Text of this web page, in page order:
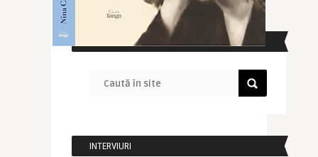
CAUTĂ ÎN SITE
INTERVIURI